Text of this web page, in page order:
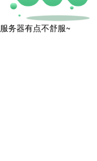
服务器有点不舒服~